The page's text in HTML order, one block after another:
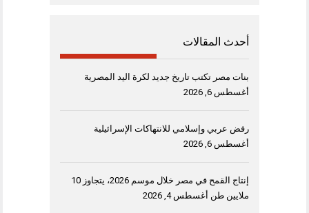
أحدث المقالات
بنات مصر تكتب تاريخ جديد لكرة اليد المصرية
أغسطس 6, 2026
رفض عربي وإسلامي للانتهاكات الإسرائيلية
أغسطس 6, 2026
إنتاج القمح في مصر خلال موسم 2026، يتجاوز 10
ملايين طن أغسطس 4, 2026